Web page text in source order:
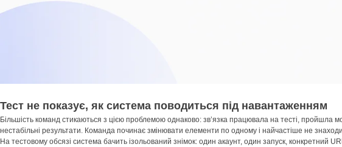
Тест не показує, як система поводиться під навантаженням
Більшість команд стикаються з цією проблемою однаково: зв’язка працювала на тесті,
нестабільні результати. Команда починає змінювати елементи по одному і найчастіше не
На тестовому обсязі система бачить ізольований знімок: один акаунт, один запуск, конкретний